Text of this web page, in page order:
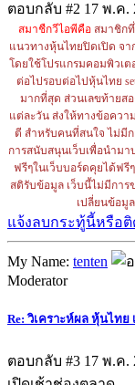
ตอบกลับ #2 17 พ.ค.
สมาชืกวีไอพีคือสมาชิกที่
แนวทางหุ้นไทยปิดเปิด จ
โดยใช้โปรแกรมคอมพิวเ
ต่อไปรอบต่อไปหุ้นไทย
มากที่สุด ส่วนเลขท้ายส
แต่ละวัน ส่งให้ทางข้อควา
ตี สำหรับคนที่สนใจ ไม่มี
การสนับสนุนเว็บเพื่อนำมา
ฟรีๆในเว็บบอร์ดคุยได้ฟรี
สติรับข้อมูล เว็บนี้ไม่มีการ
เปลี่ยนข้อมู
แจ้งลบกระทู้นี้หรือ
My Name: tenten
Moderator
Re: วิเคราะห์ผล หุ้นไท
ตอบกลับ #3 17 พ.ค.